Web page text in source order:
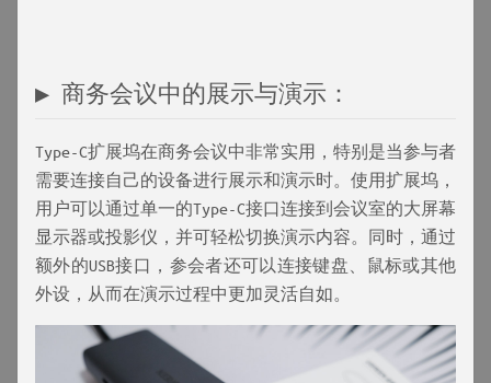
▶ 商务会议中的展示与演示：
Type-C扩展坞在商务会议中非常实用，特别是当参与者
需要连接自己的设备进行展示和演示时。使用扩展坞，
用户可以通过单一的Type-C接口连接到会议室的大屏幕
显示器或投影仪，并可轻松切换演示内容。同时，通过
额外的USB接口，参会者还可以连接键盘、鼠标或其他
外设，从而在演示过程中更加灵活自如。